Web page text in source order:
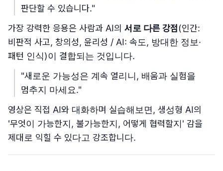
판단할 수 있습니다."
가장 강력한 응용은 사람과 AI의 서로 다른 강점(인간:
비판적 사고, 창의성, 윤리성 / AI: 속도, 방대한 정보·
패턴 인식)이 결합되는 것입니다.
"새로운 가능성은 계속 열리니, 배움과 실험을
멈추지 마세요."
영상은 직접 AI와 대화하며 실습해보면, 생성형 AI의
'무엇이 가능한지, 불가능한지, 어떻게 협력할지' 감을
제대로 익힐 수 있다고 강조합니다.